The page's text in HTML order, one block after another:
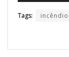
Tags: incêndio